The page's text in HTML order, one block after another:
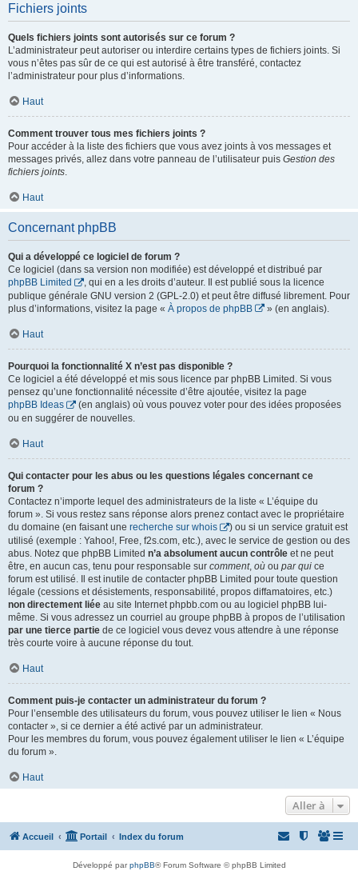
Fichiers joints
Quels fichiers joints sont autorisés sur ce forum ?
L’administrateur peut autoriser ou interdire certains types de fichiers joints. Si
vous n’êtes pas sûr de ce qui est autorisé à être transféré, contactez
l’administrateur pour plus d’informations.
Haut
Comment trouver tous mes fichiers joints ?
Pour accéder à la liste des fichiers que vous avez joints à vos messages et
messages privés, allez dans votre panneau de l’utilisateur puis Gestion des
fichiers joints.
Haut
Concernant phpBB
Qui a développé ce logiciel de forum ?
Ce logiciel (dans sa version non modifiée) est développé et distribué par
phpBB Limited
, qui en a les droits d’auteur. Il est publié sous la licence
publique générale GNU version 2 (GPL-2.0) et peut être diffusé librement. Pour
plus d’informations, visitez la page « À propos de phpBB » (en anglais).
Haut
Pourquoi la fonctionnalité X n’est pas disponible ?
Ce logiciel a été développé et mis sous licence par phpBB Limited. Si vous
pensez qu’une fonctionnalité nécessite d’être ajoutée, visitez la page
phpBB Ideas
(en anglais) où vous pouvez voter pour des idées proposées
ou en suggérer de nouvelles.
Haut
Qui contacter pour les abus ou les questions légales concernant ce
forum ?
Contactez n’importe lequel des administrateurs de la liste « L’équipe du
forum ». Si vous restez sans réponse alors prenez contact avec le propriétaire
du domaine (en faisant une recherche sur whois
) ou si un service gratuit est
utilisé (exemple : Yahoo!, Free, f2s.com, etc.), avec le service de gestion ou des
abus. Notez que phpBB Limited n’a absolument aucun contrôle et ne peut
être, en aucun cas, tenu pour responsable sur comment, où ou par qui ce
forum est utilisé. Il est inutile de contacter phpBB Limited pour toute question
légale (cessions et désistements, responsabilité, propos diffamatoires, etc.)
non directement liée au site Internet phpbb.com ou au logiciel phpBB lui-
même. Si vous adressez un courriel au groupe phpBB à propos de l’utilisation
par une tierce partie de ce logiciel vous devez vous attendre à une réponse
très courte voire à aucune réponse du tout.
Haut
Comment puis-je contacter un administrateur du forum ?
Pour l’ensemble des utilisateurs du forum, vous pouvez utiliser le lien « Nous
contacter », si ce dernier a été activé par un administrateur.
Pour les membres du forum, vous pouvez également utiliser le lien « L’équipe
du forum ».
Haut
Aller à
Accueil Portail Index du forum
Développé parphpBB® Forum Software © phpBB Limited